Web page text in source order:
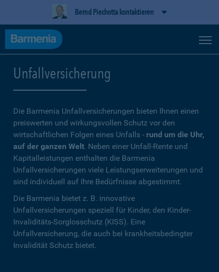
Bernd Piechotta kontaktieren
Unfallversicherung
Die Barmenia Unfallversicherungen bieten Ihnen einen
preiswerten und wirkungsvollen Schutz vor den
wirtschaftlichen Folgen eines Unfalls - rund um die Uhr,
auf der ganzen Welt. Neben einer Unfall-Rente und
Kapitalleistungen enthalten die Barmenia
Unfallversicherungen viele Leistungserweiterungen und
sind individuell auf Ihre Bedürfnisse abgestimmt.
Die Barmenia bietet z. B. innovative
Unfallversicherungen speziell für Kinder, den Kinder-
Invaliditäts-Sorglosschutz (KISS). Eine
Unfallversicherung, die auch bei krankheitsbedingter
Invalidität Schutz bietet.